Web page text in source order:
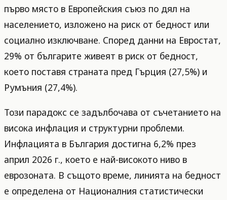
първо място в Европейския съюз по дял на
населението, изложено на риск от бедност или
социално изключване. Според данни на Евростат,
29% от българите живеят в риск от бедност,
което поставя страната пред Гърция (27,5%) и
Румъния (27,4%).
Този парадокс се задълбочава от съчетанието на
висока инфлация и структурни проблеми.
Инфлацията в България достигна 6,2% през
април 2026 г., което е най-високото ниво в
еврозоната. В същото време, линията на бедност
е определена от Националния статистически